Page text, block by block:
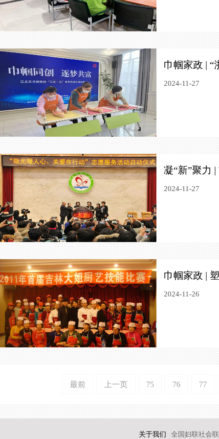
巾帼家政 | “
2024-11-27
凝“新”聚力
2024-11-27
巾帼家政 |
2024-11-26
最前 上一页 75 76 77
关于我们 全国妇联社会